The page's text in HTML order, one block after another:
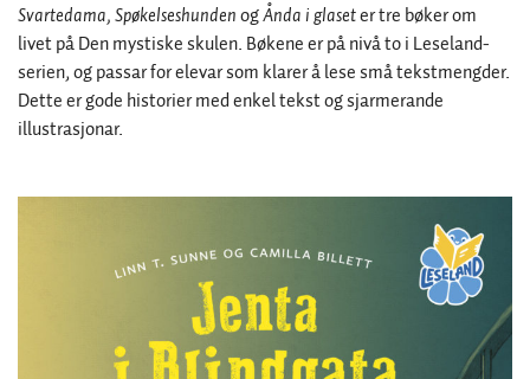
Svartedama,SpøkelseshundenogÅnda i glaseter tre bøker om
livet på Den mystiske skulen. Bøkene er på nivå to i Leseland-
serien, og passar for elevar som klarer å lese små tekstmengder.
Dette er gode historier med enkel tekst og sjarmerande
illustrasjonar.